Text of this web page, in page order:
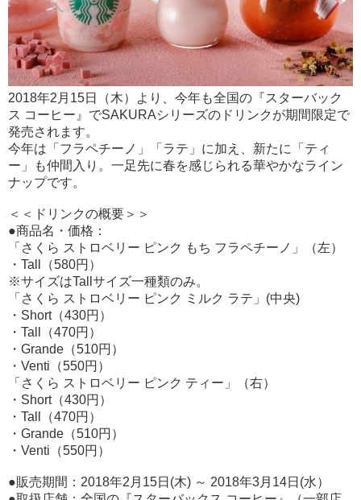
2018年2月15日（木）より、今年も全国の『スターバック
ス コーヒー』でSAKURAシリーズのドリンクが期間限定で
発売されます。
今年は「フラペチーノ」「ラテ」に加え、新たに「ティ
ー」も仲間入り。一足先に春を感じられる華やかなライン
ナップです。
＜＜ドリンクの概要＞＞
●商品名・価格：
「さくら ストロベリー ピンク もち フラペチーノ」（左）
・Tall（580円）
※サイズはTallサイズ一種類のみ。
「さくら ストロベリー ピンク ミルク ラテ」(中央)
・Short（430円）
・Tall（470円）
・Grande（510円）
・Venti（550円）
「さくら ストロベリー ピンク ティー」（右）
・Short（430円）
・Tall（470円）
・Grande（510円）
・Venti（550円）
●販売期間：2018年2月15日(木) ～ 2018年3月14日(水）